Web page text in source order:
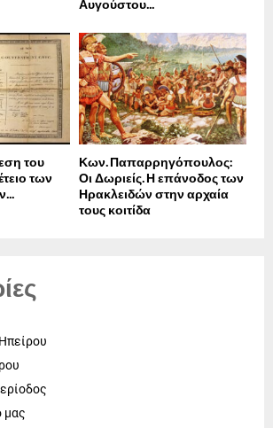
Αυγούστου...
του
των
Κων. Παπαρρηγόπουλος:
Οι Δωριείς. Η επάνοδος των
Ηρακλειδών στην αρχαία
τους κοιτίδα
μας